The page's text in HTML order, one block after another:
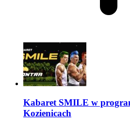
Kabaret SMILE w
Kozienicach